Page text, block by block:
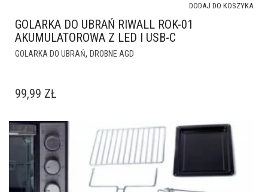
GOLARKA DO UBRAŃ RIWALL ROK-01
AKUMULATOROWA Z LED I USB-C
GOLARKA DO UBRAŃ, DROBNE AGD
DODAJ DO KOSZYKA
99,99 ZŁ